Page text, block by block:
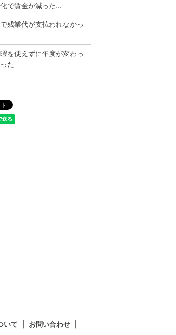
で賃金が減った…
残業代が支払われなかっ
を使えずに年度が変わっ
た
いて
お問い合わせ